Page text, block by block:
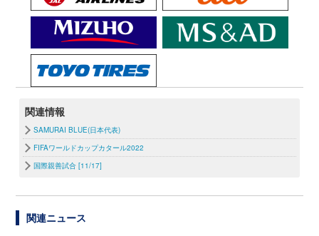
関連情報
SAMURAI BLUE(日本代表)
FIFAワールドカップカタール2022
国際親善試合 [11/17]
関連ニュース